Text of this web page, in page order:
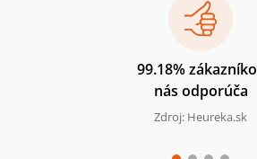
99.18%
nás odporúča
Zdroj: Heureka.sk